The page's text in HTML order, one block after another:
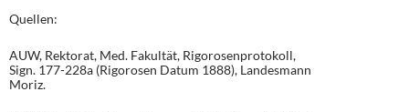
Quellen:
AUW, Rektorat, Med. Fakultät, Rigorosenprotokoll,
Sign. 177-228a (Rigorosen Datum 1888), Landesmann
Moriz.